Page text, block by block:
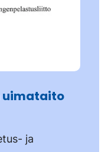
uimataito
ja